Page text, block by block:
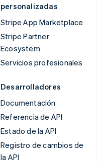
personalizadas
Stripe App Marketplace
Stripe Partner
Ecosystem
Servicios profesionales
Desarrolladores
Documentación
Referencia de API
Estado de la API
Registro de cambios de
la API